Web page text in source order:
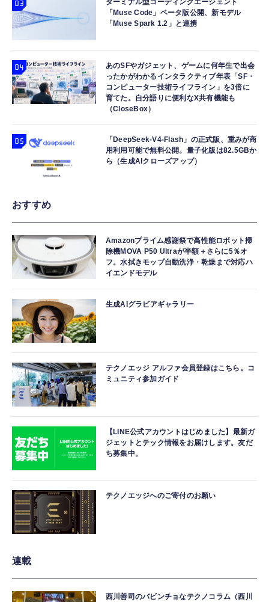
ターミナル型コーディングエージェント
「Muse Code」ベータ版公開、新モデル
「Muse Spark 1.2」と連携
あのSFやガジェット、ゲームに何年生で出会
ったかがわかるインタラクティブ年表「SF・
コンピューター技術ライフライン」を3倍に
育てた。自分語りに便利なX共有機能も
（CloseBox）
「DeepSeek-V4-Flash」の正式版、重みが商
用利用可能で無料公開。量子化版は82.5GBか
ら（生成AIクローズアップ）
おすすめ
Amazonプライム感謝祭で高性能ロボット掃
除機MOVA P50 Ultraが半額＋さらに5％オ
フ。水拭きモップ自動洗浄・乾燥まで対応ハ
イエンドモデル
生成AIグラビアギャラリー
テクノエッジ アルファ会員登録はこちら。コ
ミュニティ参加ガイド
【LINE公式アカウントはじめました】最新ガ
ジェットとテック情報をお届けします。友だ
ち募集中。
テクノエッジへのご寄付のお願い
連載
西川善司のバビンチョなテクノコラム（西川